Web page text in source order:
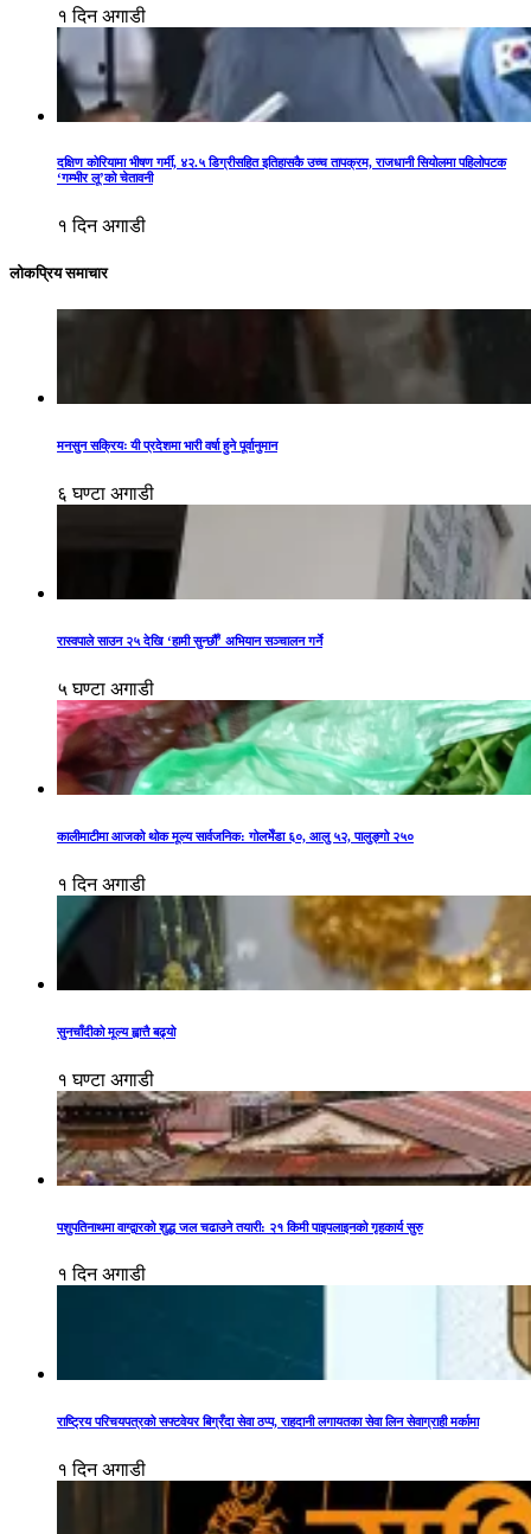
१ दिन अगाडी
दक्षिण कोरियामा भीषण गर्मी, ४२.५ डिग्रीसहित इतिहासकै उच्च तापक्रम, राजधानी सियोलमा पहिलोपटक
‘गम्भीर लू’को चेतावनी
१ दिन अगाडी
लोकप्रिय समाचार
मनसुन सक्रियः यी प्रदेशमा भारी वर्षा हुने पूर्वानुमान
६ घण्टा अगाडी
रास्वपाले साउन २५ देखि ‘हामी सुन्छौँ’ अभियान सञ्चालन गर्ने
५ घण्टा अगाडी
कालीमाटीमा आजको थोक मूल्य सार्वजनिक: गोलभेँडा ६०, आलु ५२, पालुङ्गो २५०
१ दिन अगाडी
सुनचाँदीको मूल्य ह्वात्तै बढ्यो
१ घण्टा अगाडी
पशुपतिनाथमा वाग्द्वारको शुद्ध जल चढाउने तयारी: २१ किमी पाइपलाइनको गृहकार्य सुरु
१ दिन अगाडी
राष्ट्रिय परिचयपत्रको सफ्टवेयर बिग्रँदा सेवा ठप्प, राहदानी लगायतका सेवा लिन सेवाग्राही मर्कामा
१ दिन अगाडी